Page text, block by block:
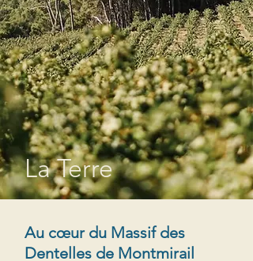
La Terre
Au cœur du Massif des
Dentelles de Montmirail